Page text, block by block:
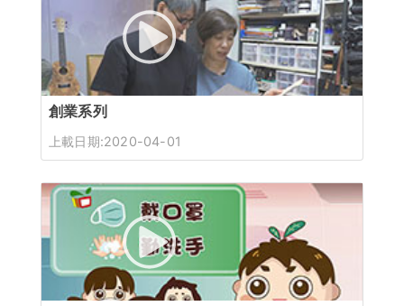
創業系列
上載日期:2020-04-01